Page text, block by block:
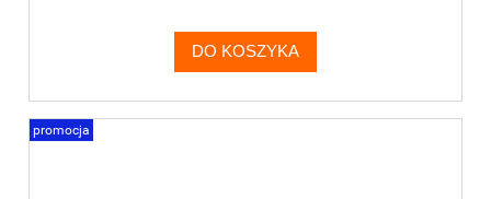
DO KOSZYKA
promocja